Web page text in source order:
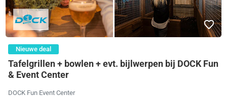
Nieuwe deal
Tafelgrillen + bowlen + evt. bijlwerpen bij DOCK Fun
& Event Center
DOCK Fun Event Center